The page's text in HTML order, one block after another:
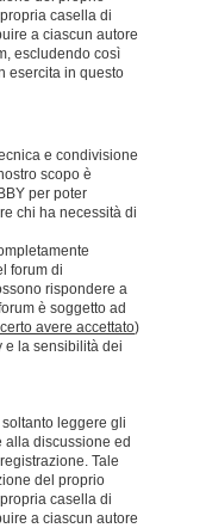
casella di
a ciascun autore
escludendo così
esercita in questo
e condivisione
scopo è
per poter
chi ha necessità di
forum di
rispondere a
è soggetto ad
avere accettato)
e la sensibilità dei
soltanto leggere gli
alla discussione ed
Tale
del proprio
casella di
a ciascun autore